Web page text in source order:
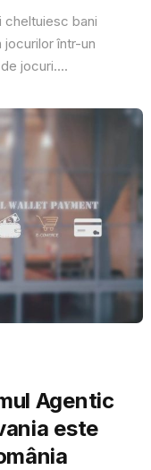
cheltuiesc bani
într-un
jocuri....
Agentic
este